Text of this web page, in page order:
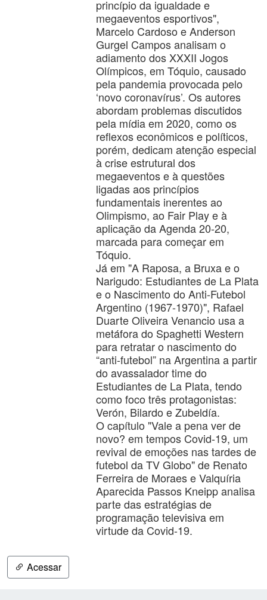
princípio da igualdade e
megaeventos esportivos",
Marcelo Cardoso e Anderson
Gurgel Campos analisam o
adiamento dos XXXII Jogos
Olímpicos, em Tóquio, causado
pela pandemia provocada pelo
‘novo coronavírus’. Os autores
abordam problemas discutidos
pela mídia em 2020, como os
reflexos econômicos e políticos,
porém, dedicam atenção especial
à crise estrutural dos
megaeventos e à questões
ligadas aos princípios
fundamentais inerentes ao
Olimpismo, ao Fair Play e à
aplicação da Agenda 20-20,
marcada para começar em
Tóquio.
Já em "A Raposa, a Bruxa e o
Narigudo: Estudiantes de La Plata
e o Nascimento do Anti-Futebol
Argentino (1967-1970)", Rafael
Duarte Oliveira Venancio usa a
metáfora do Spaghetti Western
para retratar o nascimento do
“anti-futebol” na Argentina a partir
do avassalador time do
Estudiantes de La Plata, tendo
como foco três protagonistas:
Verón, Bilardo e Zubeldía.
O capítulo "Vale a pena ver de
novo? em tempos Covid-19, um
revival de emoções nas tardes de
futebol da TV Globo" de Renato
Ferreira de Moraes e Valquíria
Aparecida Passos Kneipp analisa
parte das estratégias de
programação televisiva em
virtude da Covid-19.
Acessar